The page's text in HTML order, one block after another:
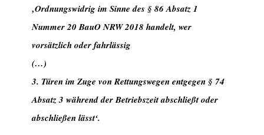
‚Ordnungswidrig im Sinne des § 86 Absatz 1
Nummer 20 BauO NRW 2018 handelt, wer
vorsätzlich oder fahrlässig
(…)
3. Türen im Zuge von Rettungswegen entgegen § 74
Absatz 3 während der Betriebszeit abschließt oder
abschließen lässt‘.